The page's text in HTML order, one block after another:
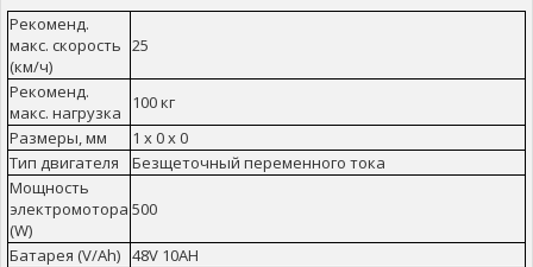
Рекоменд.
макс. скорость
(км/ч)
25
Рекоменд.
макс. нагрузка
100 кг
Размеры, мм
1 x 0 x 0
Тип двигателя
Безщеточный переменного тока
Мощность
электромотора
(W)
500
Батарея (V/Ah) 48V 10AH